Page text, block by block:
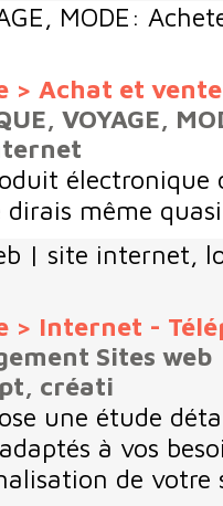
MODE:
> Achat et
VOYAGE,
électronique
dirais même
| site internet,
> Internet -
Sites
créati
une étude
à vos
de votre